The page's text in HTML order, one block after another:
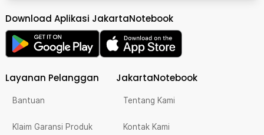
Download Aplikasi JakartaNotebook
Layanan Pelanggan
Bantuan
Klaim Garansi Produk
JakartaNotebook
Tentang Kami
Kontak Kami